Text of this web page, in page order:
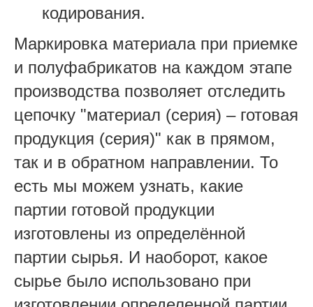
кодирования.
Маркировка материала при приемке
и полуфабрикатов на каждом этапе
производства позволяет отследить
цепочку "материал (серия) – готовая
продукция (серия)" как в прямом,
так и в обратном направлении. То
есть мы можем узнать, какие
партии готовой продукции
изготовлены из определённой
партии сырья. И наоборот, какое
сырье было использовано при